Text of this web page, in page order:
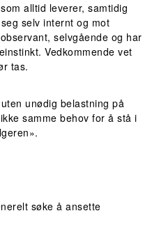
alltid leverer, samtidig
selv internt og mot
selvgående og har
Vedkommende vet
tas.
unødig belastning på
samme behov for å stå i
søke å ansette